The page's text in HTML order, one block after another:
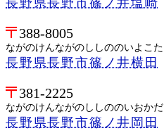
388-8005
ながのけんながのししののいよこた
長野県長野市篠ノ井横田
381-2225
ながのけんながのししののいおかだ
長野県長野市篠ノ井岡田